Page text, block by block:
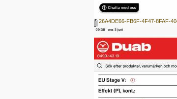
26A4DE66-FB6F-4F47-8FAF-